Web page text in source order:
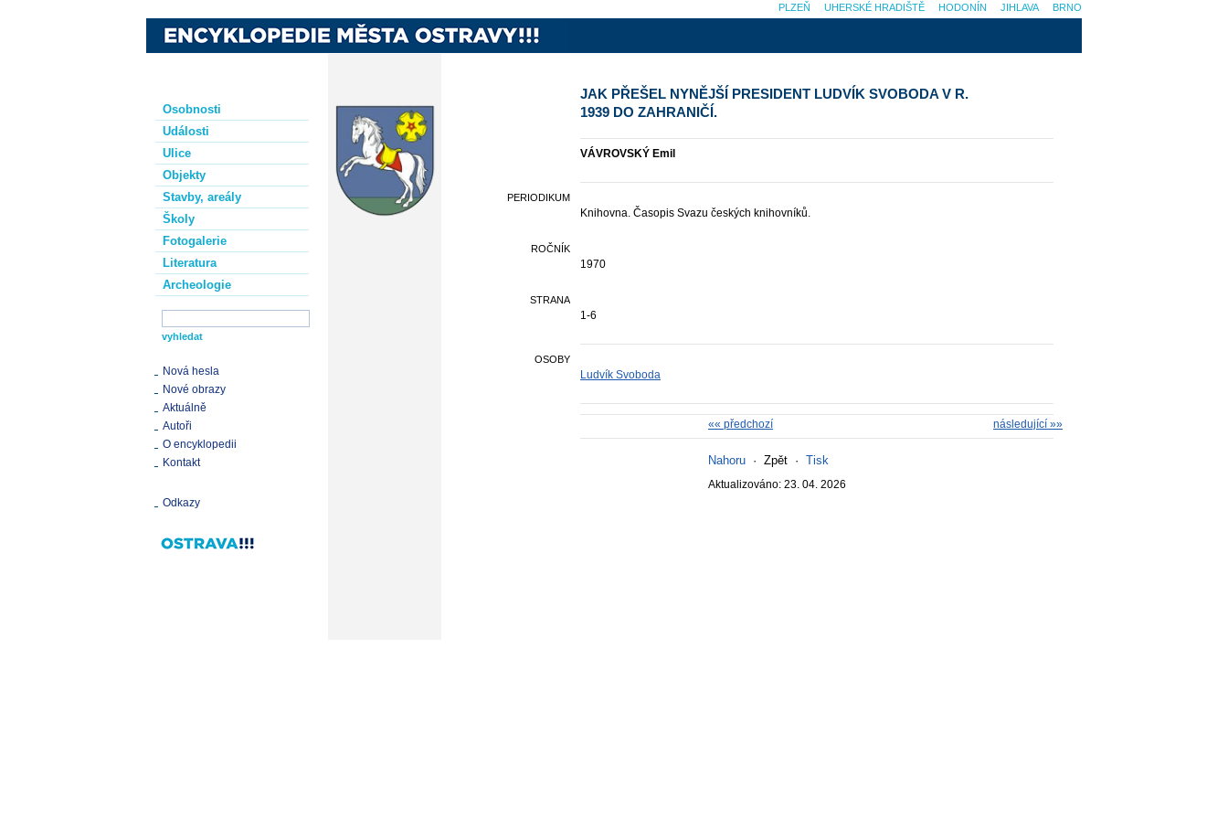
Osobnosti
Události
Ulice
Objekty
Stavby, areály
Školy
Fotogalerie
Literatura
Archeologie
Nová hesla
Nové obrazy
Aktuálně
Autoři
O encyklopedii
Kontakt
Odkazy
JAK PŘEŠEL NYNĚJŠÍ PRESIDENT LUDVÍK SVOBODA V R.
1939 DO ZAHRANIČÍ.
VÁVROVSKÝ Emil
PERIODIKUM
Knihovna. Časopis Svazu českých knihovníků.
ROČNÍK
1970
STRANA
1-6
OSOBY
Ludvík Svoboda
následující »»
«« předchozí
Nahoru · Zpět · Tisk
Aktualizováno: 23. 04. 2026
BRNO
JIHLAVA
HODONÍN
UHERSKÉ HRADIŠTĚ
PLZEŇ